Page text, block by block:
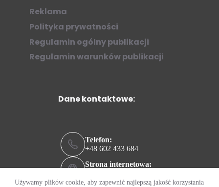
Używamy plików cookie, aby zapewnić najlepszą jakość korzystania
Reklama
Polityka prywatności
Regulamin ogólny publikacji
Regulamin warunków publikacji
Dane kontaktowe:
Telefon:
+48 602 433 684
Strona internetowa: